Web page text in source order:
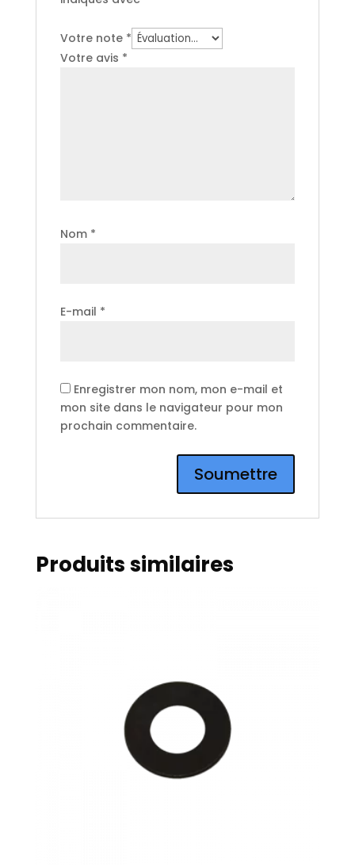
Votre note *
Votre avis *
Nom *
E-mail *
Enregistrer mon nom, mon e-mail et
mon site dans le navigateur pour mon
prochain commentaire.
Produits similaires